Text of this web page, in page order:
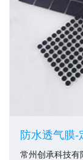
防水透气膜-
常州创承科技有